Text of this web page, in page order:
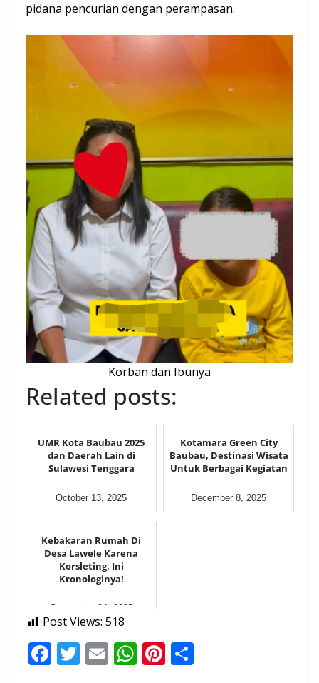
pidana pencurian dengan perampasan.
Korban dan Ibunya
Related posts:
UMR Kota Baubau 2025
dan Daerah Lain di
Sulawesi Tenggara
October 13, 2025
Kotamara Green City
Baubau, Destinasi Wisata
Untuk Berbagai Kegiatan
December 8, 2025
Kebakaran Rumah Di
Desa Lawele Karena
Korsleting, Ini
Kronologinya!
September 24, 2025
Post Views: 518
F T E W Pi